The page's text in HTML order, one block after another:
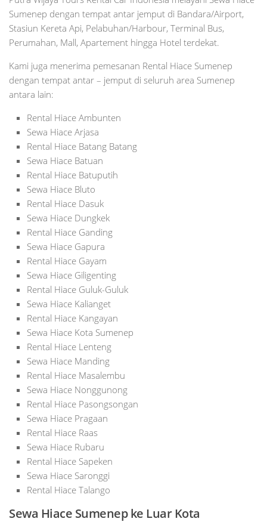
Sumenep dengan tempat antar jemput di Bandara/Airport,
Stasiun Kereta Api, Pelabuhan/Harbour, Terminal Bus,
Perumahan, Mall, Apartement hingga Hotel terdekat.
Kami juga menerima pemesanan Rental Hiace Sumenep
dengan tempat antar – jemput di seluruh area Sumenep
antara lain:
Rental Hiace Ambunten
Sewa Hiace Arjasa
Rental Hiace Batang Batang
Sewa Hiace Batuan
Rental Hiace Batuputih
Sewa Hiace Bluto
Rental Hiace Dasuk
Sewa Hiace Dungkek
Rental Hiace Ganding
Sewa Hiace Gapura
Rental Hiace Gayam
Sewa Hiace Giligenting
Rental Hiace Guluk-Guluk
Sewa Hiace Kalianget
Rental Hiace Kangayan
Sewa Hiace Kota Sumenep
Rental Hiace Lenteng
Sewa Hiace Manding
Rental Hiace Masalembu
Sewa Hiace Nonggunong
Rental Hiace Pasongsongan
Sewa Hiace Pragaan
Rental Hiace Raas
Sewa Hiace Rubaru
Rental Hiace Sapeken
Sewa Hiace Saronggi
Rental Hiace Talango
Sewa Hiace Sumenep ke Luar Kota